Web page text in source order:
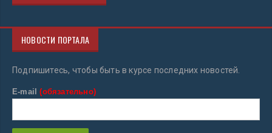
НОВОСТИ ПОРТАЛА
Подпишитесь, чтобы быть в курсе последних новостей.
E-mail(обязательно)